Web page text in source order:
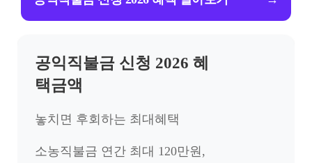
공익직불금 신청 2026 혜
택금액
놓치면 후회하는 최대혜택
소농직불금 연간 최대 120만원,